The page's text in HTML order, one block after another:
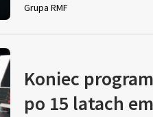
Grupa RMF
Koniec
po 15 latach